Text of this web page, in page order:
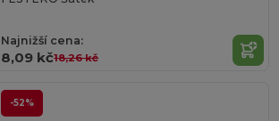
Najnižší cena:
8,09 kč18,26 kč
-52%